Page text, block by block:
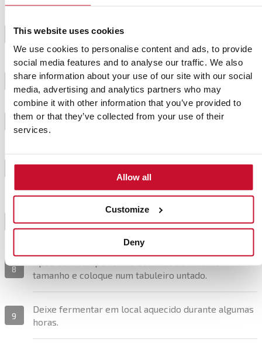
This website uses cookies
We use cookies to personalise content and ads, to provide
social media features and to analyse our traffic. We also
share information about your use of our site with our social
media, advertising and analytics partners who may
combine it with other information that you’ve provided to
them or that they’ve collected from your use of their
services.
Allow all
Customize
Deny
3
Junte a banana, a baunilha e a raspa de limão e
4
Amasse durante alguns minutos até obter uma
textura consistente.
5 Junte o fermento fresco desfeito.
6
azeite, aos poucos, sem parar de amassar até ficar
7
Arrefeça a massa durante 24 horas numa tigela
coberta com um pano.
8
tamanho e coloque num tabuleiro untado.
9
Deixe fermentar em local aquecido durante algumas
horas.